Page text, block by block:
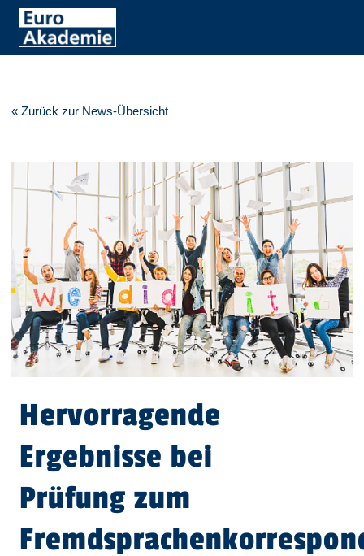
« Zurück zur News-Übersicht
Hervorragende
Ergebnisse bei
Prüfung zum